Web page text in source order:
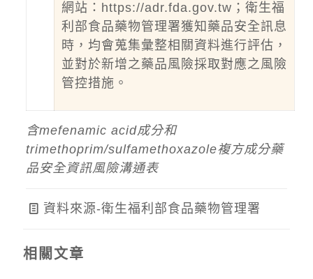
網站： https://adr.fda.gov.tw ；衛生福
利部食品藥物管理署獲知藥品安全訊息
時，均會蒐集彙整相關資料進行評估，
並對於新增之藥品風險採取對應之風險
管控措施。
含mefenamic acid成分和
trimethoprim/sulfamethoxazole複方成分藥
品安全資訊風險溝通表
資料來源-衛生福利部食品藥物管理署
相關文章